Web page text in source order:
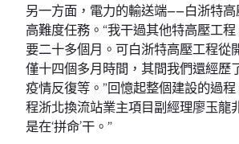
另一方面，電力的輸送端——白浙特
高難度任務。“我干過其他特高壓工
要二十多個月。可白浙特高壓工程從
僅十四個多月時間，其間我們還經歷
疫情反復等。”回憶起整個建設的過
程浙北換流站業主項目副經理廖玉龍
是在‘拼命’干。”